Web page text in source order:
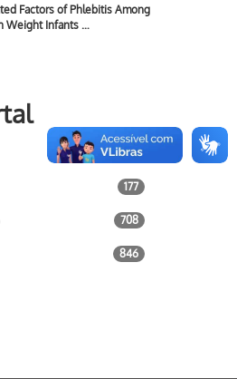
Factors of Phlebitis Among
Weight Infants …
733
177
708
846